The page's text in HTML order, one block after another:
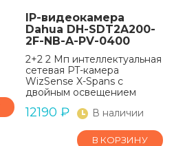
IP-видеокамера
Dahua DH-SDT2A200-
2F-NB-A-PV-0400
2+2 2 Мп интеллектуальная
сетевая PT-камера
WizSense X-Spans с
двойным освещением
12190 ₽ В наличии
В КОРЗИНУ